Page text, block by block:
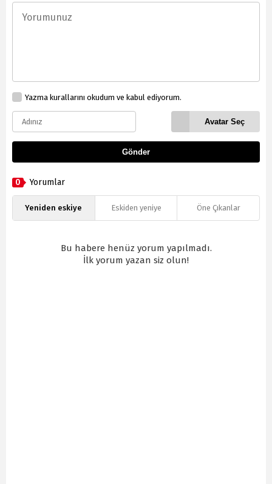
Yazma kurallarını okudum ve kabul ediyorum.
Avatar Seç
Gönder
0 Yorumlar
Yeniden eskiye Eskiden yeniye Öne Çıkanlar
Bu habere henüz yorum yapılmadı.
İlk yorum yazan siz olun!